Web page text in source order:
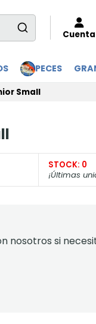
Cuenta
PECES
Small
STOCK: 0
¡Últimas
nosotros si